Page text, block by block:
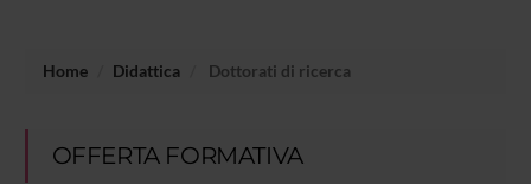
Home Didattica Dottorati di ricerca
OFFERTA FORMATIVA